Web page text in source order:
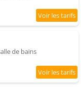
de bains